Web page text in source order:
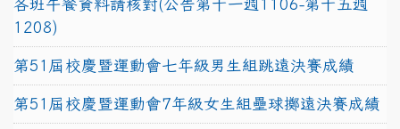
各班午餐資料請核對(公告第十一週1106-第十五週
1208)
第51屆校慶暨運動會七年級男生組跳遠決賽成績
第51屆校慶暨運動會7年級女生組壘球擲遠決賽成績